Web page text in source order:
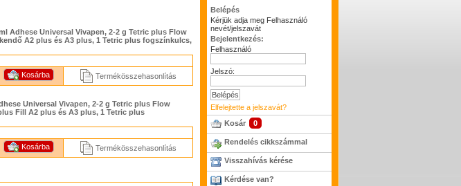
Adhese Universal Vivapen, 2-2 g Tetric plus Flow
A2 plus és A3 plus, 1 Tetric plus fogszínkulcs,
Termékösszehasonlítás
Universal Vivapen, 2-2 g Tetric plus Flow
Fill A2 plus és A3 plus, 1 Tetric plus
Termékösszehasonlítás
Belépés
Kérjük adja meg Felhasználó
nevét/jelszavát
Bejelentkezés:
Felhasználó
Jelszó:
Elfelejtette a jelszavát?
Kosár
0
Rendelés cikkszámmal
Visszahívás kérése
Kérdése van?